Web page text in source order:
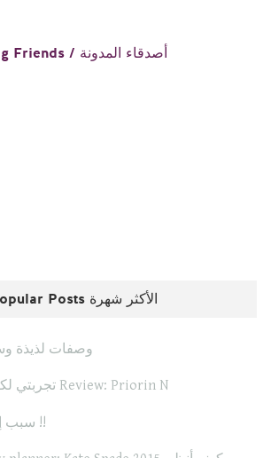
Blog Friends / أصدقاء المدونة
Popular Posts الأكثر شهرة
وصفات لذيذة
تجربتي لكبسولات برايورين ن Review: Priorin N
سبب إختفائي عن المدونة !!